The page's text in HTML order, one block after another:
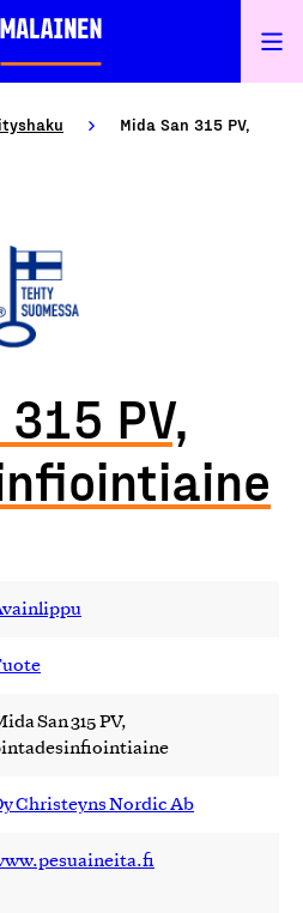
Mida San 315 PV,
PV,
San 315 PV,
Christeyns Nordic Ab